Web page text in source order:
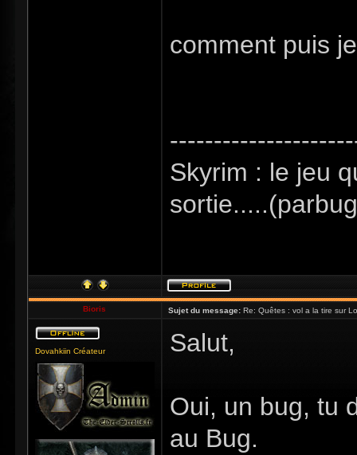
comment puis
Skyrim : le jeu
Bioris Sujet du message: Re: Quêtes : vol a la tire sur
Dovahkiin Créateur Salut,
Oui, un bug, tu
au Bug.